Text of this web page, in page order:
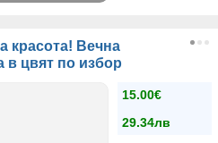
красота! Вечна
в цвят по избор
15.00€
29.34лв